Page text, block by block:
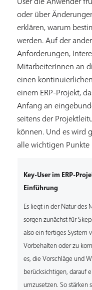
oder über
erklären, warum
werden. Auf der
Anforderungen,
MitarbeiterInnen an
einen
einem ERP-Projekt,
Anfang an
seitens der
können. Und es wird
alle wichtigen Punkte
Key-User im ERP-
Einführung
Es liegt in der Natur des
sorgen zunächst für
also ein fertiges System
Vorbehalten oder zu
es, die Vorschläge und
berücksichtigen, darauf
umzusetzen. So stärken